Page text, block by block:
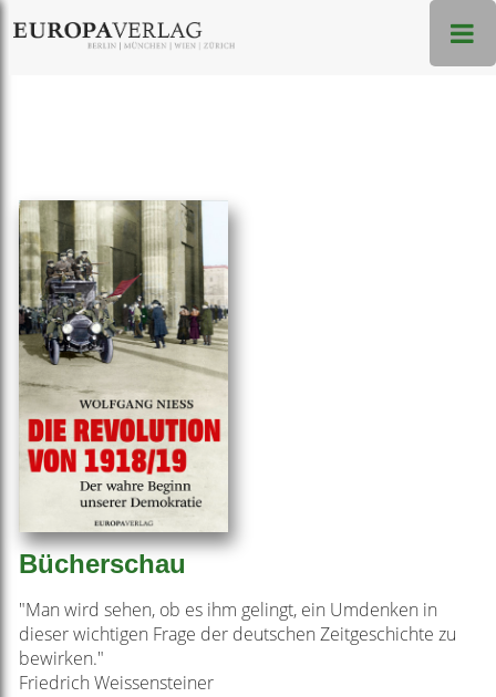
Bücherschau
"Man wird sehen, ob es ihm gelingt, ein Umdenken in
dieser wichtigen Frage der deutschen Zeitgeschichte zu
bewirken."
Friedrich Weissensteiner